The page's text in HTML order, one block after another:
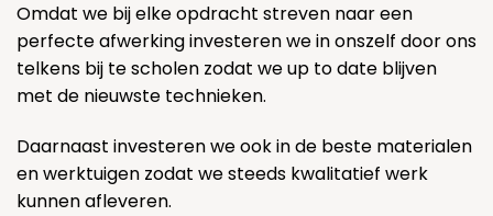
Omdat we bij elke opdracht streven naar een
perfecte afwerking investeren we in onszelf door ons
telkens bij te scholen zodat we up to date blijven
met de nieuwste technieken.
Daarnaast investeren we ook in de beste materialen
en werktuigen zodat we steeds kwalitatief werk
kunnen afleveren.